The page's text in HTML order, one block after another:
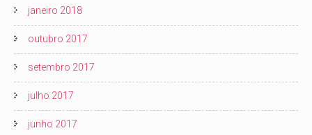
janeiro 2018
outubro 2017
setembro 2017
julho 2017
junho 2017